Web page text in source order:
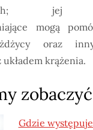
jej
mogą
oraz
krążenia.
zobaczyć
Gdzie